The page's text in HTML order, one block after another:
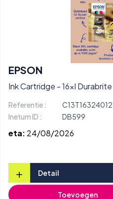
EPSON
Ink Cartridge - 16xl
Referentie :
C13T16324012
Inetum ID :
DB599
eta: 24/08/2026
+ Detail
Toevoegen